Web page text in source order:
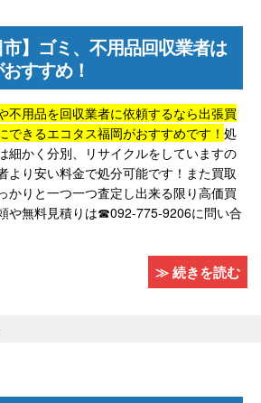
】ゴミ、不用品回収業者は
すすめ！
不用品を回収業者に依頼するなら出張買
できるエコタス福岡がおすすめです！ 処
細かく分別、リサイクルをしていますの
より安い料金で処分可能です！また買取
かりと一つ一つ査定し出来る限り高価買
や無料見積りは☎092-775-9206に問い合
≫ 続きを読む